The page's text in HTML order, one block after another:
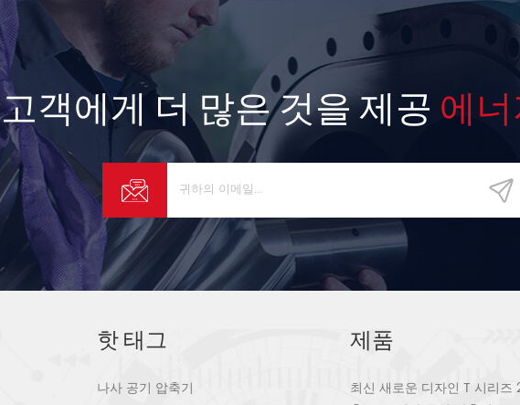
고객에게 더 많은 것을 제공 에
핫 태그
나사 공기 압축기
제품
최신 새로운 디자인 T 시리즈